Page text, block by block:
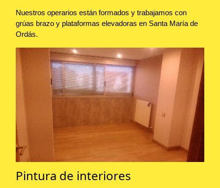
Nuestros operarios están formados y trabajamos con
grúas brazo y plataformas elevadoras en Santa María de
Ordás.
Pintura de interiores